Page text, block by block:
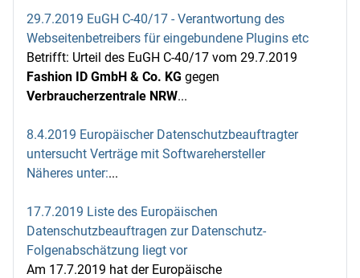
29.7.2019 EuGH C-40/17 - Verantwortung des
Webseitenbetreibers für eingebundene Plugins etc
Betrifft: Urteil des EuGH C-40/17 vom 29.7.2019
Fashion ID GmbH & Co. KG gegen
Verbraucherzentrale NRW...
8.4.2019 Europäischer Datenschutzbeauftragter
untersucht Verträge mit Softwarehersteller
Näheres unter:...
17.7.2019 Liste des Europäischen
Datenschutzbeauftragen zur Datenschutz-
Folgenabschätzung liegt vor
Am 17.7.2019 hat der Europäische